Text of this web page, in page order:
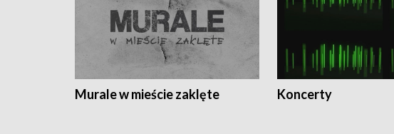
Murale w mieście zaklęte Koncerty